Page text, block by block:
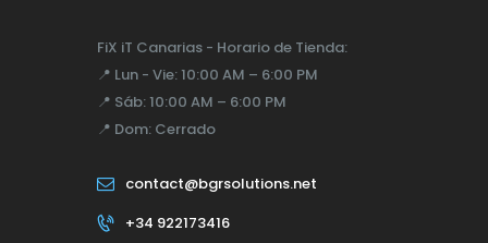
FiX iT Canarias - Horario de Tienda:
📍 Lun - Vie: 10:00 AM – 6:00 PM
📍 Sáb: 10:00 AM – 6:00 PM
📍 Dom: Cerrado
contact@bgrsolutions.net
+34 922173416